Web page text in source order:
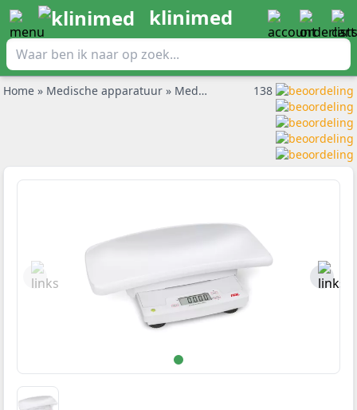
klinimed
Home » Medische apparatuur » Medische weegschalen »ADE
138